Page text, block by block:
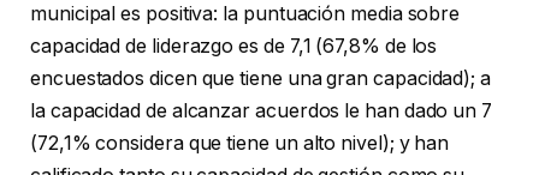
municipal es positiva: la puntuación media sobre
capacidad de liderazgo es de 7,1 (67,8% de los
encuestados dicen que tiene una gran capacidad); a
la capacidad de alcanzar acuerdos le han dado un 7
(72,1% considera que tiene un alto nivel); y han